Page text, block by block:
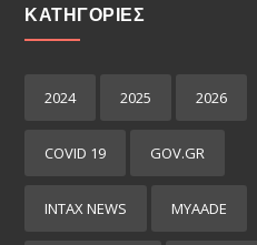
ΚΑΤΗΓΟΡΙΕΣ
2024 2025 2026
COVID 19 GOV.GR
INTAX NEWS MYAADE